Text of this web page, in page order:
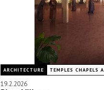
ARCHITECTURE TEMPLES CHAPELS
19.2.2026